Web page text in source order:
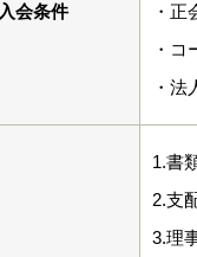
入会条件
・
・コ
・
1.書
2.支
3.理